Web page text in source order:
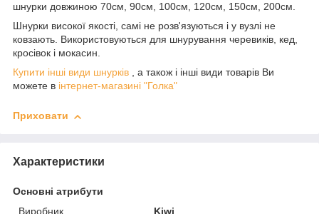
шнурки довжиною 70см, 90см, 100см, 120см, 150см, 200см.
Шнурки високої якості, самі не розв'язуються і у вузлі не
ковзають. Використовуються для шнурування черевиків, кед,
кросівок і мокасин.
Купити інші види шнурків , а також і інші види товарів Ви
можете в інтернет-магазині "Голка"
Приховати
Характеристики
Основні атрибути
Виробник
Kiwi